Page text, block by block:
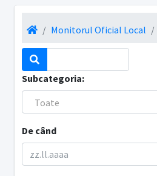
Monitorul Oficial Local
Subcategoria:
Toate
De când